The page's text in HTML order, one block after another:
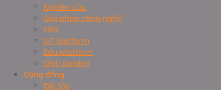
Nghiên cứu
Giải pháp công nghệ
ESG
IoT platform
Edu platform
Chili Garden
Cộng đồng
Đối tác